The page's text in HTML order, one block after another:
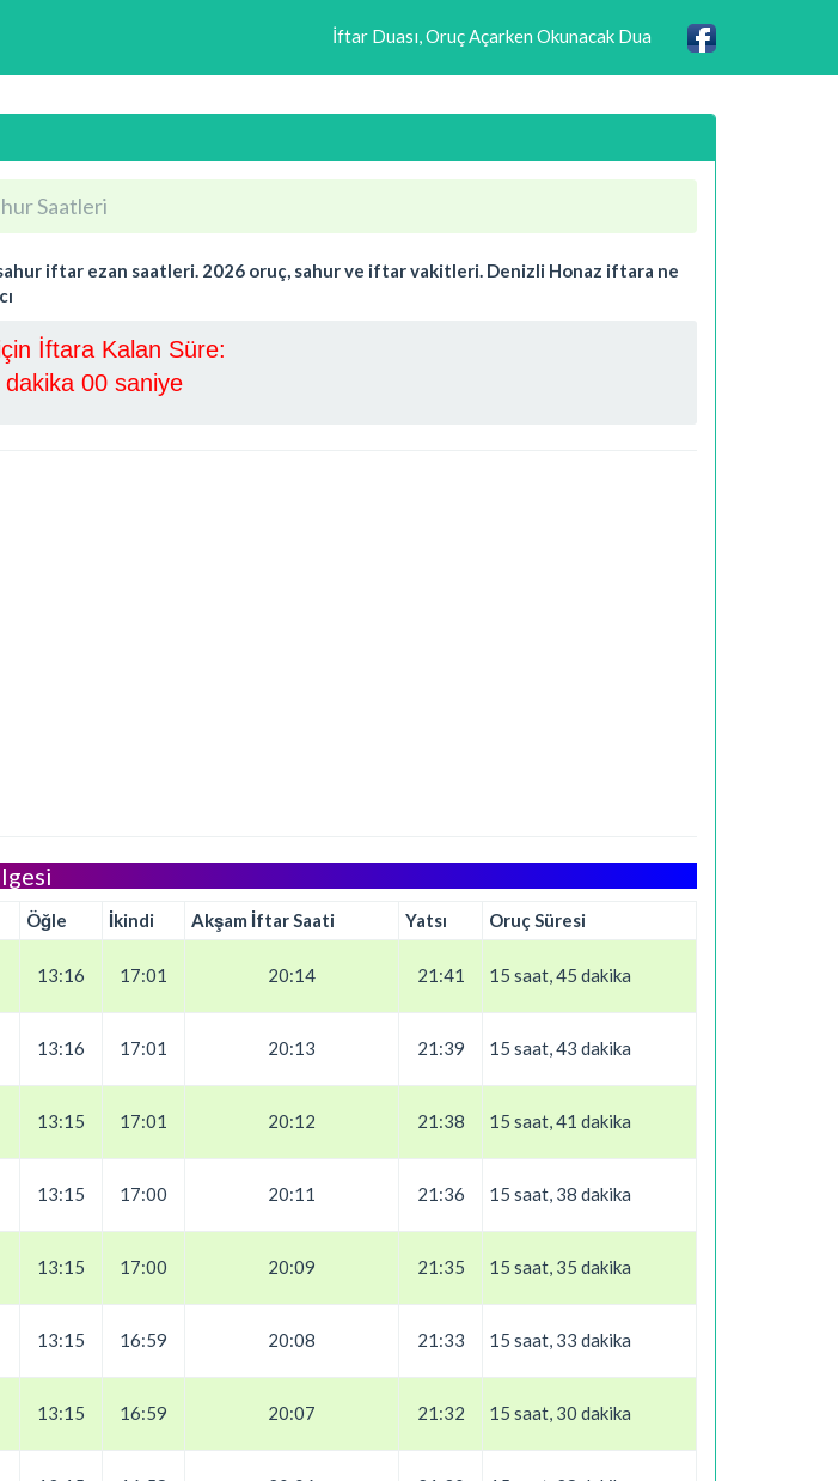
İftar Duası, Oruç Açarken Okunacak Dua
Saatleri
iftar ezan saatleri. 2026 oruç, sahur ve iftar vakitleri. Denizli Honaz iftara ne
İftara Kalan Süre:
59 saniye
Öğle İkindi Akşam İftar Saati Yatsı
Oruç Süresi
13:16 17:01 20:14 21:41 15 saat, 45 dakika
13:16 17:01 20:13 21:39 15 saat, 43 dakika
13:15 17:01 20:12 21:38 15 saat, 41 dakika
13:15 17:00 20:11 21:36 15 saat, 38 dakika
13:15 17:00 20:09 21:35 15 saat, 35 dakika
13:15 16:59 20:08 21:33 15 saat, 33 dakika
13:15 16:59 20:07 21:32 15 saat, 30 dakika